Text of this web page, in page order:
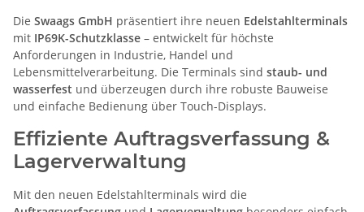
Die Swaags GmbH präsentiert ihre neuen Edelstahlterminals
mit IP69K-Schutzklasse – entwickelt für höchste
Anforderungen in Industrie, Handel und
Lebensmittelverarbeitung. Die Terminals sind staub- und
wasserfest und überzeugen durch ihre robuste Bauweise
und einfache Bedienung über Touch-Displays.
Effiziente Auftragsverfassung &
Lagerverwaltung
Mit den neuen Edelstahlterminals wird die